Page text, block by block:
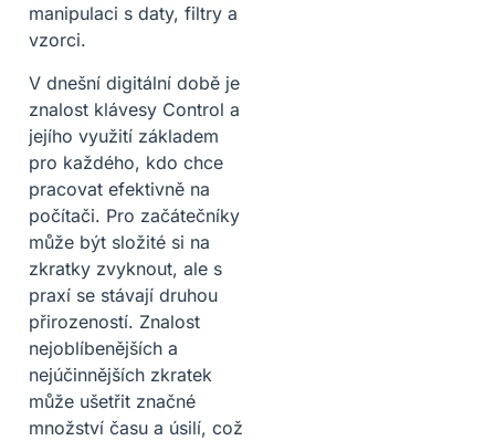
manipulaci s daty, filtry a
vzorci.
V dnešní digitální době je
znalost klávesy Control a
jejího využití základem
pro každého, kdo chce
pracovat efektivně na
počítači. Pro začátečníky
může být složité si na
zkratky zvyknout, ale s
praxí se stávají druhou
přirozeností. Znalost
nejoblíbenějších a
nejúčinnějších zkratek
může ušetřit značné
množství času a úsilí, což